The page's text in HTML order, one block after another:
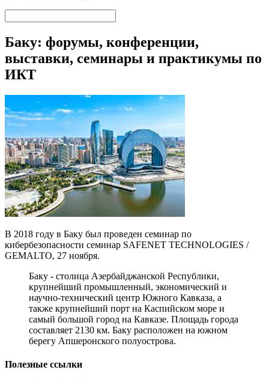
Баку: форумы, конференции,
выставки, семинары и практикумы по
ИКТ
В 2018 году в Баку был проведен семинар по
кибербезопасности семинар SAFENET TECHNOLOGIES /
GEMALTO, 27 ноября.
Баку - столица Азербайджанской Республики,
крупнейший промышленный, экономический и
научно-технический центр Южного Кавказа, а
также крупнейший порт на Каспийском море и
самый большой город на Кавказе. Площадь города
составляет 2130 км. Баку расположен на южном
берегу Апшеронского полуострова.
Полезные ссылки